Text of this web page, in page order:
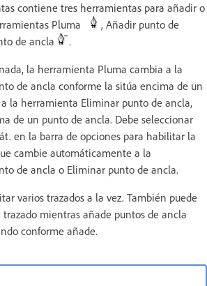
contiene tres herramientas para añadir o
Pluma
, Añadir punto de
de ancla
.
la herramienta Pluma cambia a la
de ancla conforme la sitúa encima de un
la herramienta Eliminar punto de ancla,
de un punto de ancla. Debe seleccionar
en la barra de opciones para habilitar la
cambie automáticamente a la
de ancla o Eliminar punto de ancla.
varios trazados a la vez. También puede
mientras añade puntos de ancla
conforme añade.